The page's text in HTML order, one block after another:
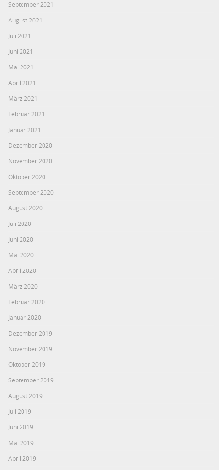
September 2021
August 2021
Juli 2021
Juni 2021
Mai 2021
April 2021
März 2021
Februar 2021
Januar 2021
Dezember 2020
November 2020
Oktober 2020
September 2020
August 2020
Juli 2020
Juni 2020
Mai 2020
April 2020
März 2020
Februar 2020
Januar 2020
Dezember 2019
November 2019
Oktober 2019
September 2019
August 2019
Juli 2019
Juni 2019
Mai 2019
April 2019